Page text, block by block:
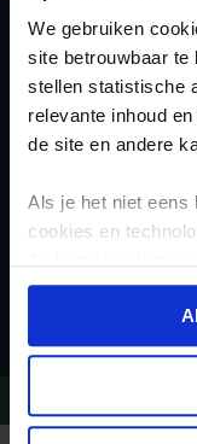
We gebruiken
site betrouwbaar te
stellen statistische
relevante inhoud
de site en andere
Als je het niet eens
cookies en
onder aan de
toekomst wijzigen.